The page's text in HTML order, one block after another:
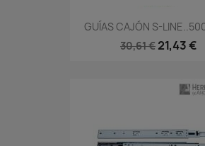
GUÍAS CAJÓN S-
30,61 € 21,43 €